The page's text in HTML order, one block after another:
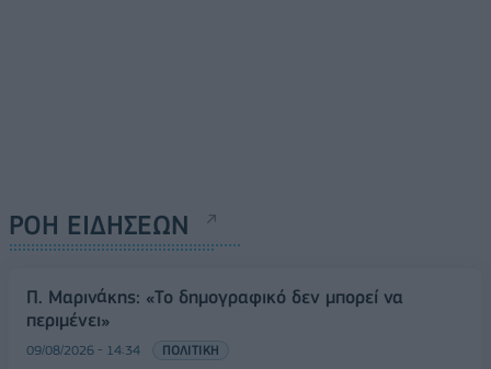
ΡΟΗ ΕΙΔΗΣΕΩΝ
Π. Μαρινάκης: «Το δημογραφικό δεν μπορεί να
περιμένει»
09/08/2026 - 14:34 ΠΟΛΙΤΙΚΗ